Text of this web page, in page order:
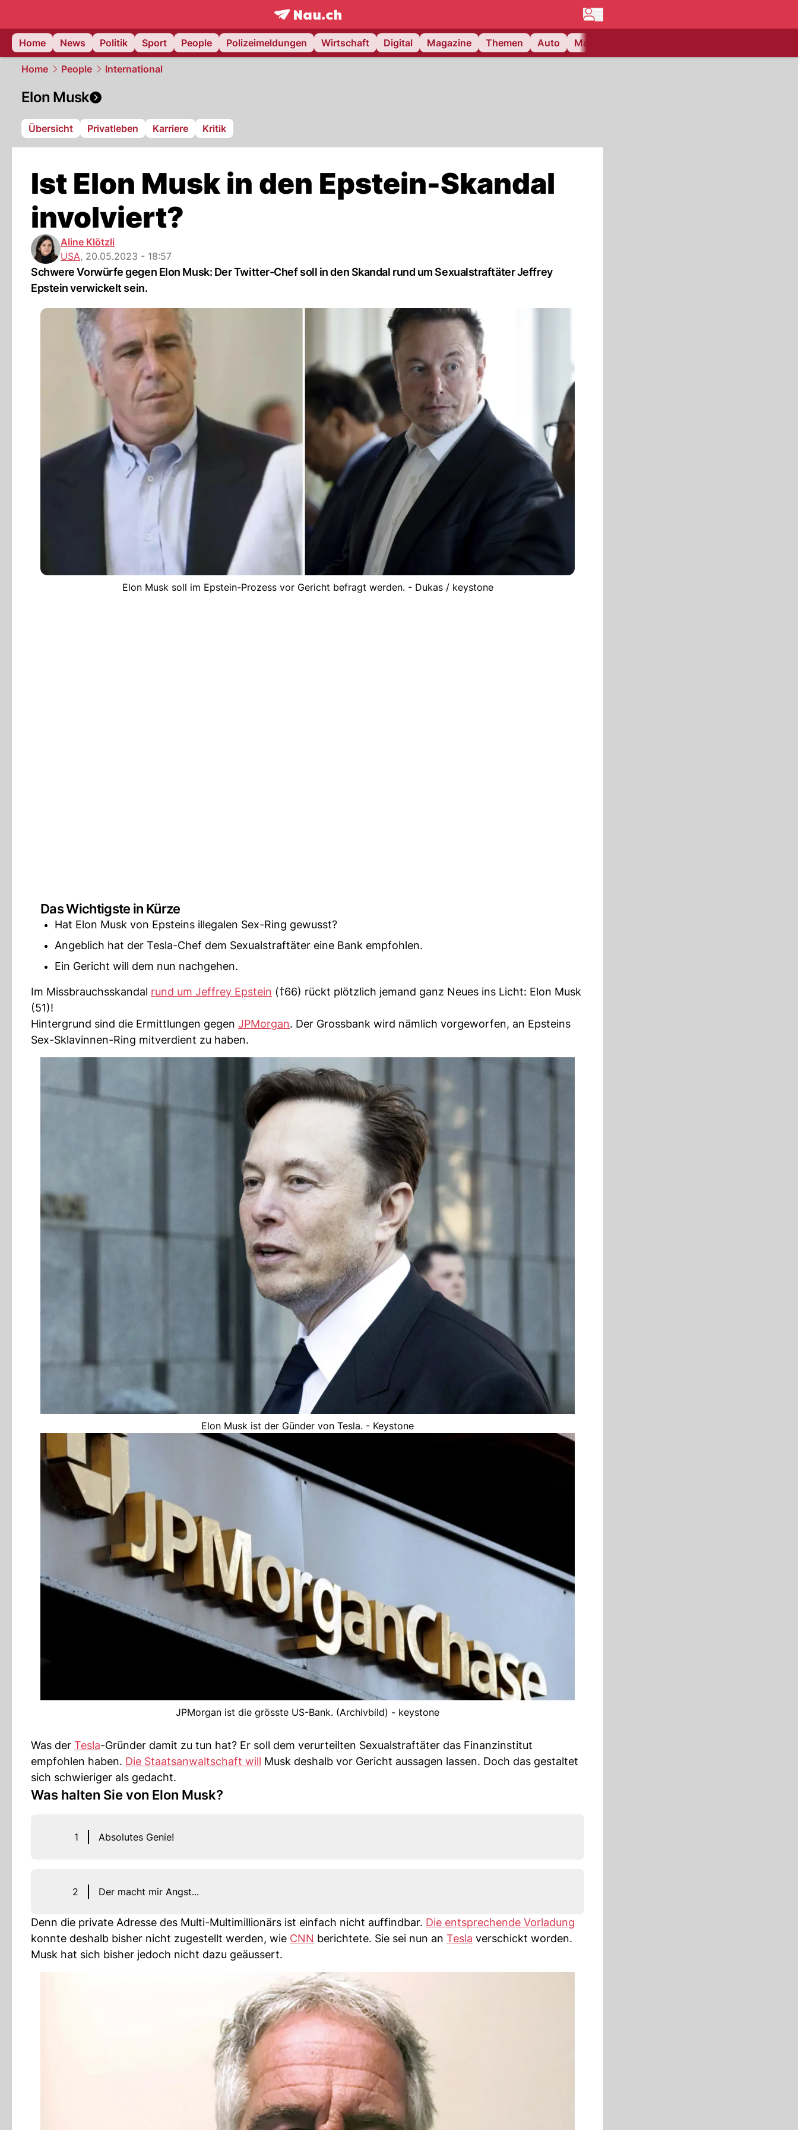
frontpage.NAU.ch
Home
News Politik Sport People Polizeimeldungen Wirtschaft Digital Magazine Themen Auto Matchcenter
Home People International
Elon Musk
Übersicht Privatleben Karriere Kritik
Ist Elon Musk in den Epstein-Skandal
involviert?
Aline Klötzli
USA, 20.05.2023 - 18:57
Schwere Vorwürfe gegen Elon Musk: Der Twitter-Chef soll in den Skandal rund um Sexualstraftäter Jeffrey
Epstein verwickelt sein.
Elon Musk soll im Epstein-Prozess vor Gericht befragt werden. - Dukas / keystone
Das Wichtigste in Kürze
Hat Elon Musk von Epsteins illegalen Sex-Ring gewusst?
Angeblich hat der Tesla-Chef dem Sexualstraftäter eine Bank empfohlen.
Ein Gericht will dem nun nachgehen.
Im Missbrauchsskandal rund um Jeffrey Epstein (†66) rückt plötzlich jemand ganz Neues ins Licht: Elon Musk
(51)!
Hintergrund sind die Ermittlungen gegen JPMorgan. Der Grossbank wird nämlich vorgeworfen, an Epsteins
Sex-Sklavinnen-Ring mitverdient zu haben.
Elon Musk ist der Günder von Tesla. - Keystone
JPMorgan ist die grösste US-Bank. (Archivbild) - keystone
Was der Tesla-Gründer damit zu tun hat? Er soll dem verurteilten Sexualstraftäter das Finanzinstitut
empfohlen haben. Die Staatsanwaltschaft will Musk deshalb vor Gericht aussagen lassen. Doch das gestaltet
sich schwieriger als gedacht.
Was halten Sie von Elon Musk?
1 Absolutes Genie!
2 Der macht mir Angst...
Denn die private Adresse des Multi-Multimillionärs ist einfach nicht auffindbar. Die entsprechende Vorladung
konnte deshalb bisher nicht zugestellt werden, wie CNN berichtete. Sie sei nun an Tesla verschickt worden.
Musk hat sich bisher jedoch nicht dazu geäussert.